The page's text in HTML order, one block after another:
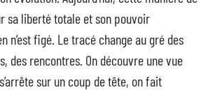
sa liberté totale et son pouvoir
n’est figé. Le tracé change au gré des
des rencontres. On découvre une vue
sur un coup de tête, on fait